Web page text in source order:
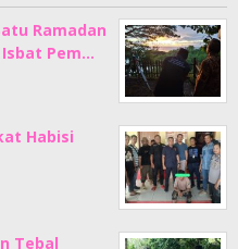
Ramadan
Pem…
Habisi
Tebal